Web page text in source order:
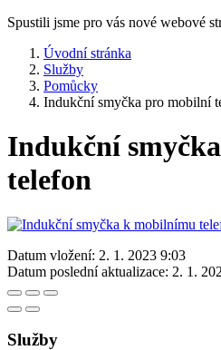
Spustili jsme pro vás nové webové
Úvodní stránka
Služby
Pomůcky
Indukční smyčka pro mobilní
Indukční
telefon
Datum vložení: 2. 1. 2023 9:03
Datum poslední aktualizace: 2. 1.
Služby